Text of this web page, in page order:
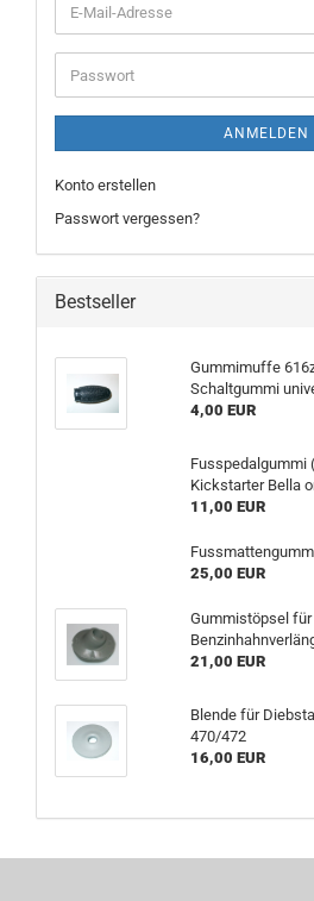
E-
Mail-
Adresse
Passwort
ANMELDEN
Konto erstellen
Passwort vergessen?
Bestseller
Gummimuffe
Schaltgummi
4,00 EUR
Fusspedalgummi
Kickstarter Bella
11,00 EUR
25,00 EUR
Gummistöpsel für
21,00 EUR
Blende für
470/472
16,00 EUR